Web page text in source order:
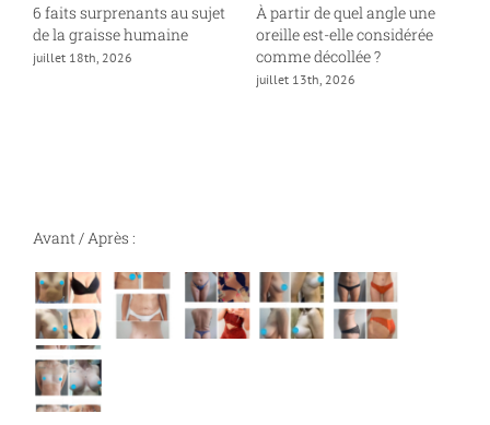
6 faits surprenants au sujet
de la graisse humaine
juillet 18th, 2026
À partir de quel angle une
oreille est-elle considérée
comme décollée ?
juillet 13th, 2026
Avant / Après :